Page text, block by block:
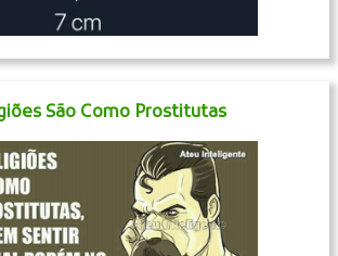
São Como Prostitutas